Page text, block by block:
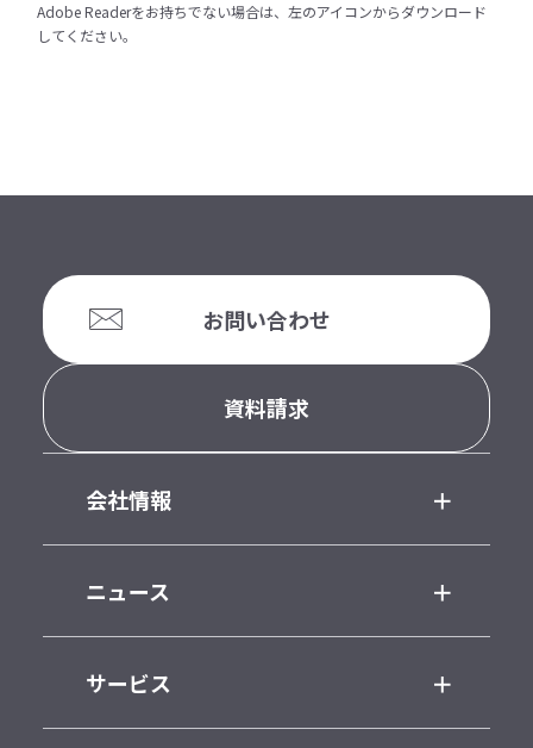
Adobe Readerをお持ちでない場合は、左のアイコンからダウンロード
してください。
お問い合わせ
資料請求
会社情報
ニュース
サービス